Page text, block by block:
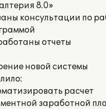
8.0»
консультации по
отчеты
новой системы
расчет
заработной